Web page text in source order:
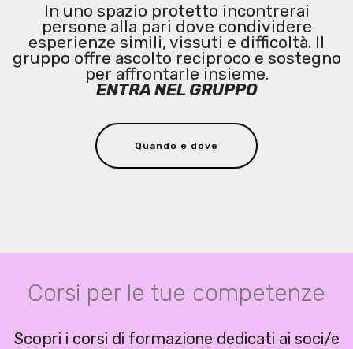
In uno spazio protetto incontrerai
persone alla pari dove condividere
esperienze simili, vissuti e difficoltà. Il
gruppo offre ascolto reciproco e sostegno
per affrontarle insieme.
ENTRA NEL GRUPPO
Quando e dove
Corsi per le tue competenze
Scopri i corsi di formazione dedicati ai soci/e